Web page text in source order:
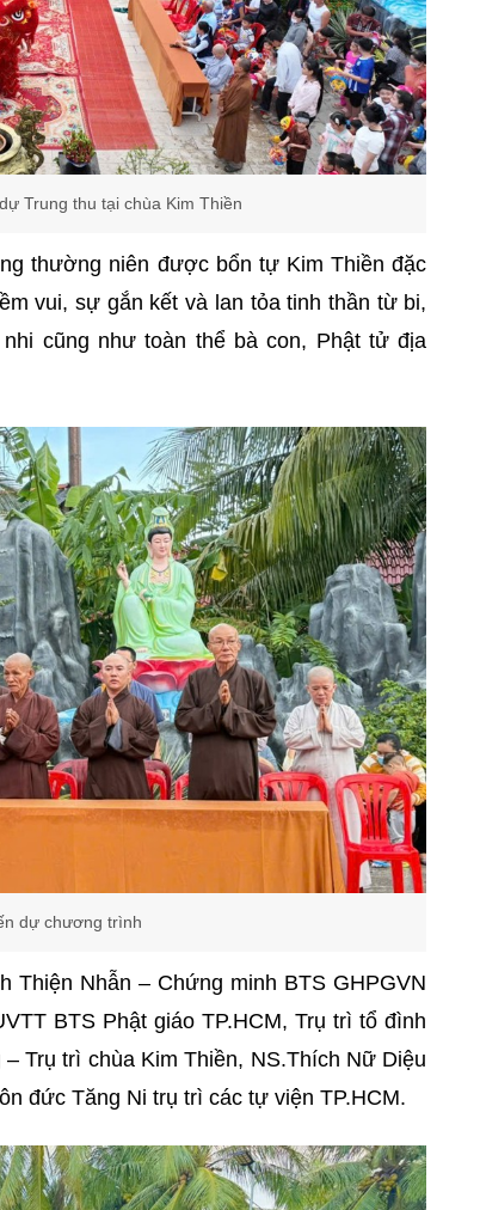
Trung thu tại chùa Kim Thiền
thường niên được bổn tự Kim Thiền đặc
vui, sự gắn kết và lan tỏa tinh thần từ bi,
cũng như toàn thể bà con, Phật tử địa
dự chương trình
Thiện Nhẫn – Chứng minh BTS GHPGVN
BTS Phật giáo TP.HCM, Trụ trì tổ đình
Trụ trì chùa Kim Thiền, NS.Thích Nữ Diệu
đức Tăng Ni trụ trì các tự viện TP.HCM.